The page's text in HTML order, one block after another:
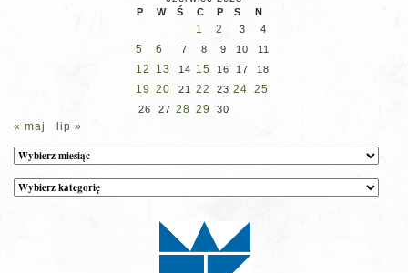
P
W Ś C P S N
1 2 3 4
5 6 7 8 9 10 11
12 13 14 15 16 17 18
19 20 21 22 23 24 25
26 27 28 29 30
« maj lip »
Archiwum
Kategorie
wpisów